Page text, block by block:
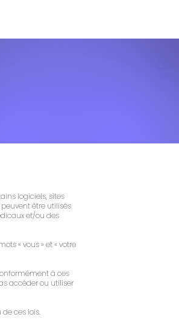
logiciels, sites
peuvent être utilisés
et/ou des
« vous » et « votre
à ces
accéder ou utiliser
ces lois.